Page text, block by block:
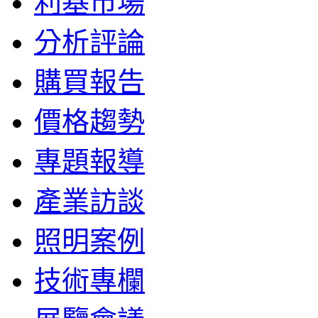
分析評論
購買報告
價格趨勢
專題報導
產業訪談
照明案例
技術專欄